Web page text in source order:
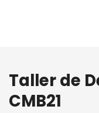
Taller de
CMB21